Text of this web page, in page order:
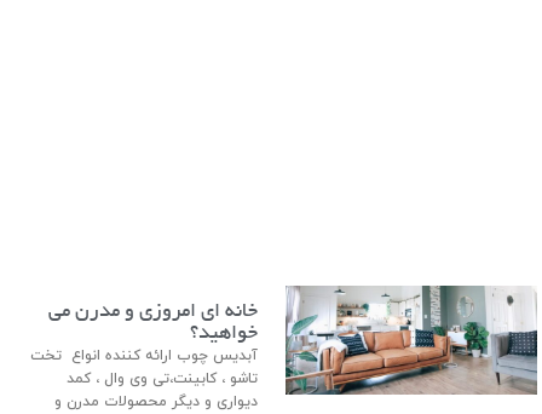
خانه ای امروزی و مدرن می
خواهید؟
آبدیس چوب ارائه کننده انواع تخت
تاشو ، کابینت،تی وی وال ، کمد
دیواری و دیگر محصولات مدرن و